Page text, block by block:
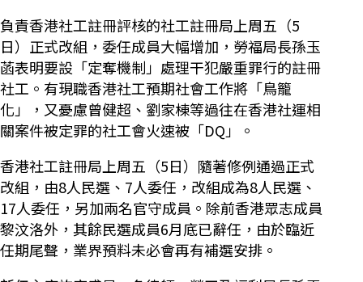
負責香港社工註冊評核的社工註冊局上周五（5
日）正式改組，委任成員大幅增加，勞福局長孫玉
菡表明要設「定奪機制」處理干犯嚴重罪行的註冊
社工。有現職香港社工預期社會工作將「鳥籠
化」，又憂慮曾健超、劉家棟等過往在香港社運相
關案件被定罪的社工會火速被「DQ」。
香港社工註冊局上周五（5日）隨著修例通過正式
改組，由8人民選、7人委任，改組成為8人民選、
17人委任，另加兩名官守成員。除前香港眾志成員
黎汶洛外，其餘民選成員6月底已辭任，由於臨近
任期尾聲，業界預料未必會再有補選安排。